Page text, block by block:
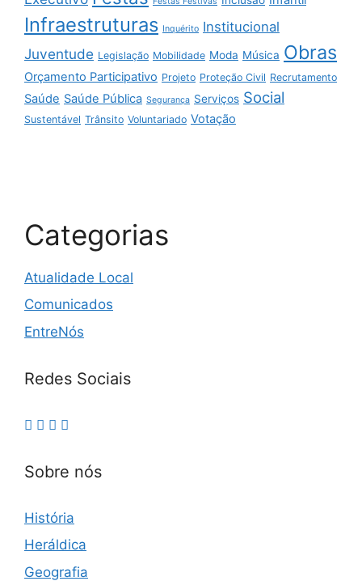
Infraestruturas Inquérito Institucional
Juventude Legislação Mobilidade Moda Música Obras
Orçamento Participativo Projeto Proteção Civil Recrutamento
Saúde Saúde Pública Segurança Serviços Social
Sustentável Trânsito Voluntariado Votação
Categorias
Atualidade Local
Comunicados
EntreNós
Redes Sociais
Sobre nós
História
Heráldica
Geografia